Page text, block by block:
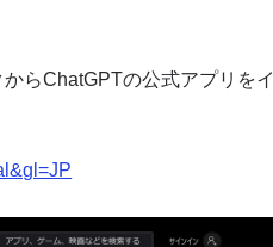
らChatGPTの公式アプリをイ